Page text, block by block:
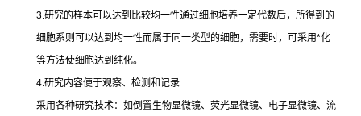
3.研究的样本可以达到比较均一性通过细胞培养一定代数后，所得到的
细胞系则可以达到均一性而属于同一类型的细胞，需要时，可采用*化
等方法使细胞达到纯化。
4.研究内容便于观察、检测和记录
采用各种研究技术：如倒置生物显微镜、荧光显微镜、电子显微镜、流